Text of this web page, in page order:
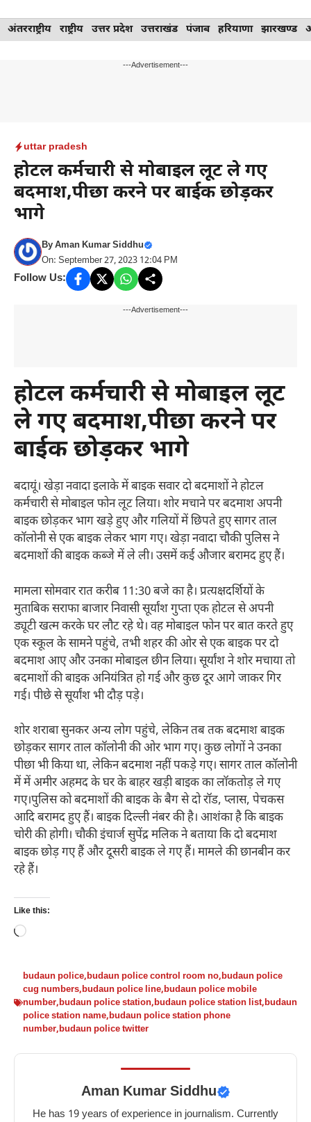
Skip
to
अंतरराष्ट्रीय राष्ट्रीय उत्तर प्रदेश उत्तराखंड पंजाब हरियाणा झारखण्ड
---Advertisement---
uttar pradesh
होटल कर्मचारी से मोबाइल लूट ले गए
बदमाश,पीछा करने पर बाईक छोड़कर
भागे
ByAman Kumar Siddhu
On: September 27, 2023 12:04 PM
Follow Us:
---Advertisement---
होटल कर्मचारी से मोबाइल लूट
ले गए बदमाश,पीछा करने पर
बाईक छोड़कर भागे
बदायूं। खेड़ा नवादा इलाके में बाइक सवार दो बदमाशों ने होटल
कर्मचारी से मोबाइल फोन लूट लिया। शोर मचाने पर बदमाश अपनी
बाइक छोड़कर भाग खड़े हुए और गलियों में छिपते हुए सागर ताल
कॉलोनी से एक बाइक लेकर भाग गए। खेड़ा नवादा चौकी पुलिस ने
बदमाशों की बाइक कब्जे में ले ली। उसमें कई औजार बरामद हुए हैं।
मामला सोमवार रात करीब 11:30 बजे का है। प्रत्यक्षदर्शियों के
मुताबिक सराफा बाजार निवासी सूर्यांश गुप्ता एक होटल से अपनी
ड्यूटी खत्म करके घर लौट रहे थे। वह मोबाइल फोन पर बात करते हुए
एक स्कूल के सामने पहुंचे, तभी शहर की ओर से एक बाइक पर दो
बदमाश आए और उनका मोबाइल छीन लिया। सूर्यांश ने शोर मचाया तो
बदमाशों की बाइक अनियंत्रित हो गई और कुछ दूर आगे जाकर गिर
गई। पीछे से सूर्यांश भी दौड़ पड़े।
शोर शराबा सुनकर अन्य लोग पहुंचे, लेकिन तब तक बदमाश बाइक
छोड़कर सागर ताल कॉलोनी की ओर भाग गए। कुछ लोगों ने उनका
पीछा भी किया था, लेकिन बदमाश नहीं पकड़े गए। सागर ताल कॉलोनी
में में अमीर अहमद के घर के बाहर खड़ी बाइक का लॉकतोड़ ले गए
गए।पुलिस को बदमाशों की बाइक के बैग से दो रॉड, प्लास, पेचकस
आदि बरामद हुए हैं। बाइक दिल्ली नंबर की है। आशंका है कि बाइक
चोरी की होगी। चौकी इंचार्ज सुपेंद्र मलिक ने बताया कि दो बदमाश
बाइक छोड़ गए हैं और दूसरी बाइक ले गए हैं। मामले की छानबीन कर
रहे हैं।
Like this:
Loading…
budaun police,budaun police control room no,budaun police
cug numbers,budaun police line,budaun police mobile
number,budaun police station,budaun police station list,budaun
police station name,budaun police station phone
number,budaun police twitter
Aman Kumar Siddhu
He has 19 years of experience in journalism. Currently